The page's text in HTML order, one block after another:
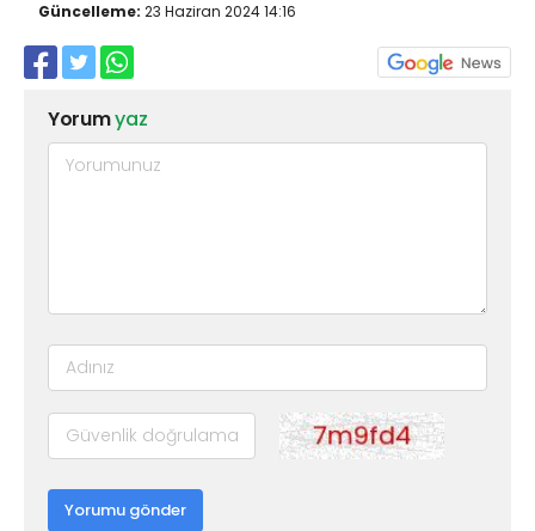
Güncelleme: 23 Haziran 2024 14:16
Yorumyaz
Yorumu gönder